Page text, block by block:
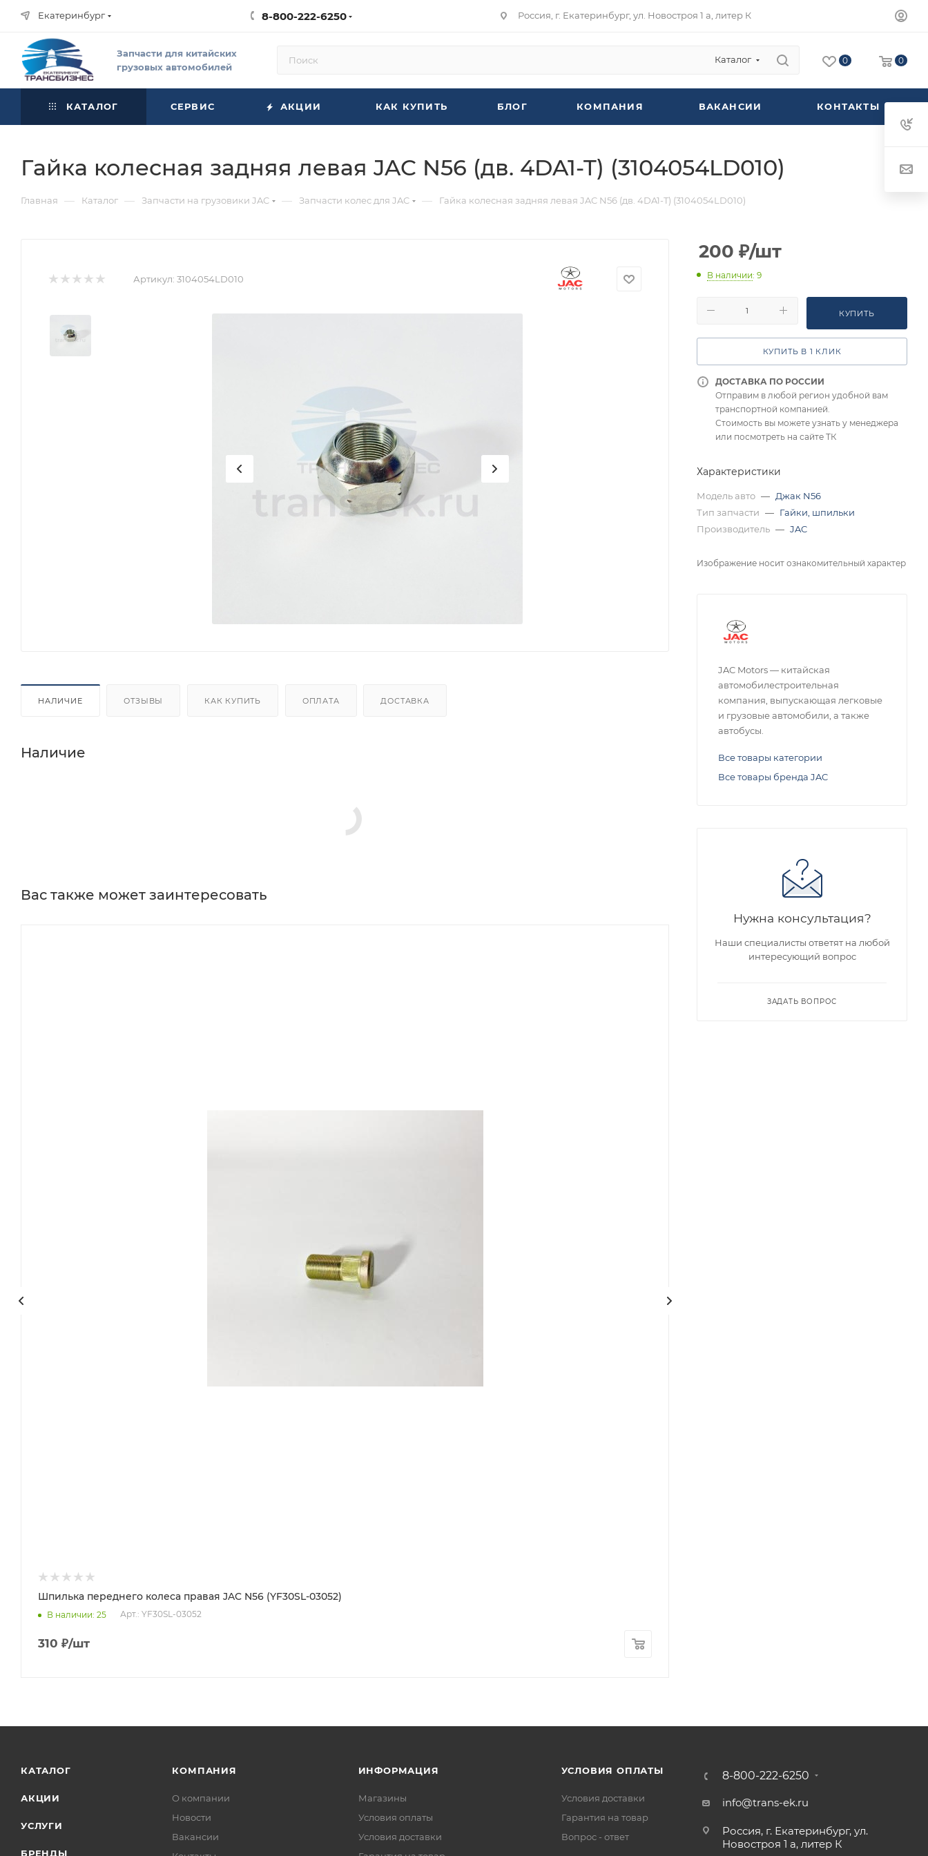
Екатеринбург 8-800-222-6250 Россия, г. Екатеринбург, ул. Новостроя 1 а, литер К
Запчасти для китайских
грузовых автомобилей
Каталог 0 0
КАТАЛОГ СЕРВИС АКЦИИ КАК КУПИТЬ БЛОГ КОМПАНИЯ ВАКАНСИИ КОНТАКТЫ
Гайка колесная задняя левая JAC N56 (дв. 4DA1-T) (3104054LD010)
Главная — Каталог — Запчасти на грузовики JAC — Запчасти колес для JAC — Гайка колесная задняя левая JAC N56 (дв. 4DA1-T) (3104054LD010)
Артикул: 3104054LD010
НАЛИЧИЕ ОТЗЫВЫ КАК КУПИТЬ ОПЛАТА ДОСТАВКА
Наличие
Вас также может заинтересовать
Шпилька переднего колеса правая JAC N56 (YF30SL-03052)
В наличии: 25 Арт.: YF30SL-03052
310 ₽/шт
200 ₽/шт
В наличии: 9
КУПИТЬ
КУПИТЬ В 1 КЛИК
ДОСТАВКА ПО РОССИИ
Отправим в любой регион удобной вам
транспортной компанией.
Стоимость вы можете узнать у менеджера
или посмотреть на сайте ТК
Характеристики
Модель авто — Джак N56
Тип запчасти — Гайки, шпильки
Производитель — JAC
Изображение носит ознакомительный характер
JAC Motors — китайская
автомобилестроительная
компания, выпускающая легковые
и грузовые автомобили, а также
автобусы.
Все товары категории
Все товары бренда JAC
Нужна консультация?
Наши специалисты ответят на любой
интересующий вопрос
ЗАДАТЬ ВОПРОС
КАТАЛОГ
АКЦИИ
УСЛУГИ
БРЕНДЫ
КОМПАНИЯ
О компании
Новости
Вакансии
ИНФОРМАЦИЯ
Магазины
Условия оплаты
Условия доставки
УСЛОВИЯ ОПЛАТЫ
Условия доставки
Гарантия на товар
Вопрос - ответ
8-800-222-6250
info@trans-ek.ru
Россия, г. Екатеринбург, ул.
Новостроя 1 а, литер К